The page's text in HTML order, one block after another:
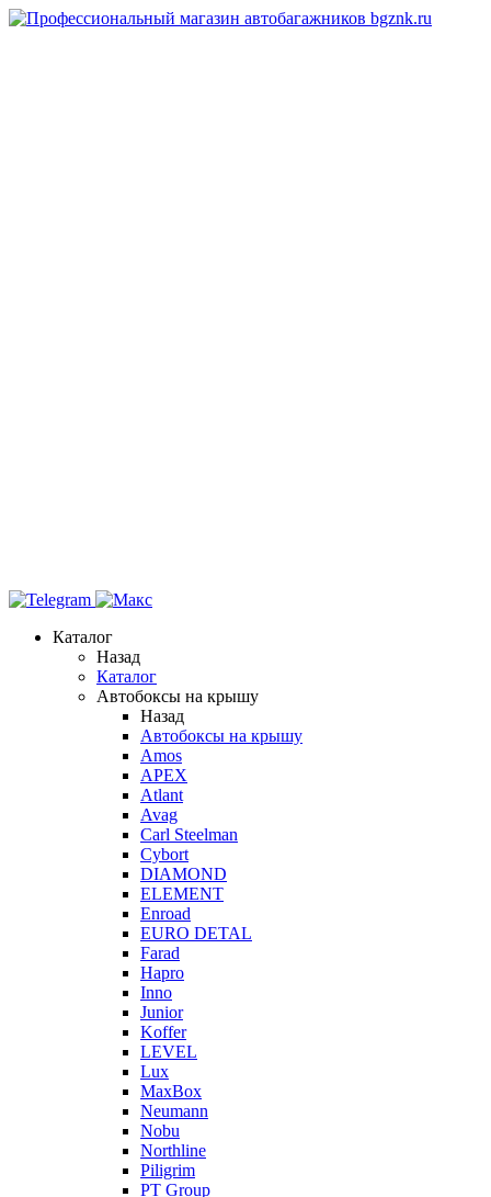
Каталог
Назад
Каталог
Автобоксы на крышу
Назад
Автобоксы на крышу
Amos
APEX
Atlant
Avag
Carl Steelman
Cybort
DIAMOND
ELEMENT
Enroad
EURO DETAL
Farad
Hapro
Inno
Junior
Koffer
LEVEL
Lux
MaxBox
Neumann
Nobu
Northline
Piligrim
PT Group